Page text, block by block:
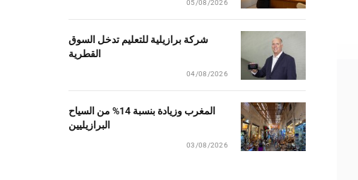
05/08/2026
شركة برازيلية للتعليم تدخل السوق
القطرية
04/08/2026
المغرب وزيادة بنسبة 14% من السياح
البرازيليين
03/08/2026